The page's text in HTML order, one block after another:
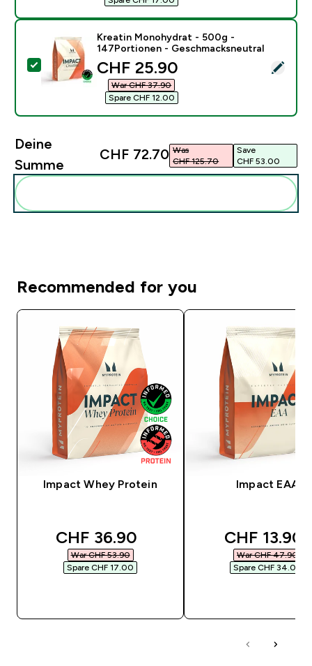
Dieses Produkt ausw�hlen - Kreatin Monohydrat -
Kreatin Monohydrat - 500g -
147Portionen - Geschmacksneutral
discounted price
CHF 25.90‎
War CHF 37.90‎
Spare CHF 12.00‎
Deine
Summe
CHF 72.70‎ Was
CHF 125.70‎
Save
CHF 53.00‎
Recommended for you
Impact Whey Protein
discounted price
CHF 36.90‎
War CHF 53.90‎
Spare CHF 17.00‎
Impact EAA
CHF 13.90‎
War CHF 47.90‎
Spare CHF 34.00‎